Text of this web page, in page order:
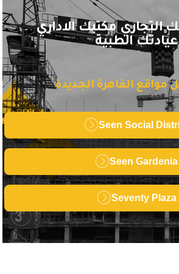
مكتبك الاداري
الطبية
القاهرة الجديدة
Seen Social
Seen
Seventy